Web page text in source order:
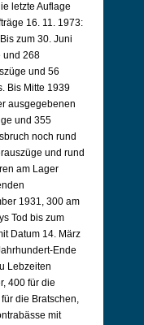
letzte Auflage
16. 11. 1973:
zum 30. Juni
und 268
und 56
Bis Mitte 1939
ausgegebenen
und 355
noch rund
und rund
am Lager
1931, 300 am
Tod bis zum
Datum 14. März
Ende
Lebzeiten
400 für die
die Bratschen,
mit